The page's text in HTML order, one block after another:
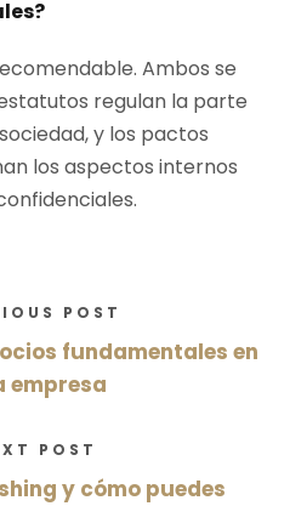
Ambos se
regulan la parte
y los pactos
los aspectos internos
POST
fundamentales en
empresa
POST
y cómo puedes